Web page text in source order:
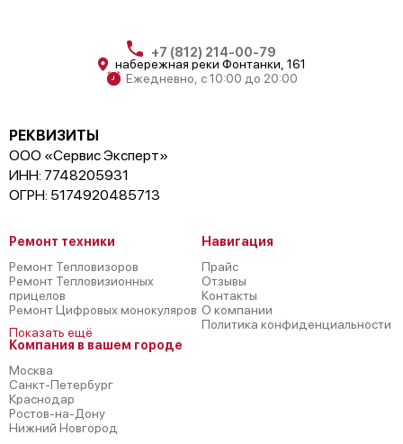
+7 (812) 214-00-79
набережная реки Фонтанки, 161
Ежедневно, с 10:00 до 20:00
РЕКВИЗИТЫ
ООО «Сервис Эксперт»
ИНН: 7748205931
ОГРН: 5174920485713
Ремонт техники
Ремонт Тепловизоров
Ремонт Тепловизионных
прицелов
Ремонт Цифровых монокуляров
Показать ещё
Компания в вашем городе
Москва
Санкт-Петербург
Краснодар
Ростов-на-Дону
Нижний Новгород
Навигация
Прайс
Отзывы
Контакты
О компании
Политика конфиденциальности